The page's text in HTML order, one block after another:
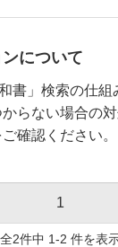
について
書」検索の仕組
らない場合の
ご確認ください。
1
全2件中 1-2 件を表